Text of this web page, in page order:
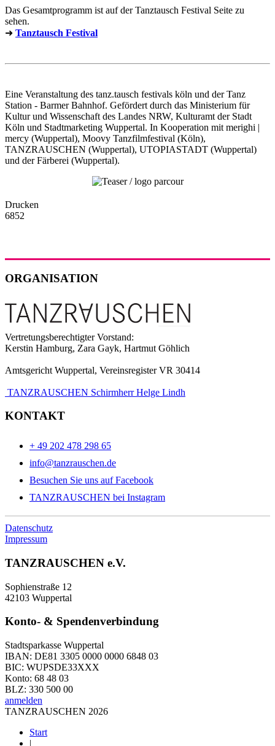
Das Gesamtprogramm ist auf der Tanztausch Festival Seite zu
sehen.
➜ Tanztausch Festival
Eine Veranstaltung des tanz.tausch festivals köln und der Tanz
Station - Barmer Bahnhof. Gefördert durch das Ministerium für
Kultur und Wissenschaft des Landes NRW, Kulturamt der Stadt
Köln und Stadtmarketing Wuppertal. In Kooperation mit merighi |
mercy (Wuppertal), Moovy Tanzfilmfestival (Köln),
TANZRAUSCHEN (Wuppertal), UTOPIASTADT (Wuppertal)
und der Färberei (Wuppertal).
Drucken
6852
ORGANISATION
Vertretungsberechtigter Vorstand:
Kerstin Hamburg, Zara Gayk, Hartmut Göhlich
Amtsgericht Wuppertal, Vereinsregister VR 30414
TANZRAUSCHEN Schirmherr Helge Lindh
KONTAKT
+ 49 202 478 298 65
info@tanzrauschen.de
Besuchen Sie uns auf Facebook
TANZRAUSCHEN bei Instagram
Datenschutz
Impressum
TANZRAUSCHEN e.V.
Sophienstraße 12
42103 Wuppertal
Konto- & Spendenverbindung
Stadtsparkasse Wuppertal
IBAN: DE81 3305 0000 0000 6848 03
BIC: WUPSDE33XXX
Konto: 68 48 03
BLZ: 330 500 00
anmelden
TANZRAUSCHEN 2026
Start
|